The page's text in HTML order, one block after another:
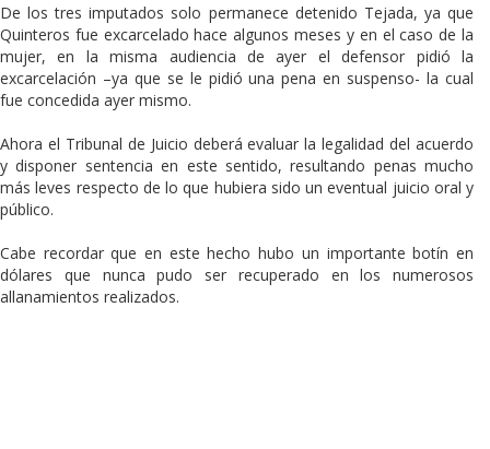
De los tres imputados solo permanece detenido Tejada, ya que
Quinteros fue excarcelado hace algunos meses y en el caso de la
mujer, en la misma audiencia de ayer el defensor pidió la
excarcelación –ya que se le pidió una pena en suspenso- la cual
fue concedida ayer mismo.
Ahora el Tribunal de Juicio deberá evaluar la legalidad del acuerdo
y disponer sentencia en este sentido, resultando penas mucho
más leves respecto de lo que hubiera sido un eventual juicio oral y
público.
Cabe recordar que en este hecho hubo un importante botín en
dólares que nunca pudo ser recuperado en los numerosos
allanamientos realizados.